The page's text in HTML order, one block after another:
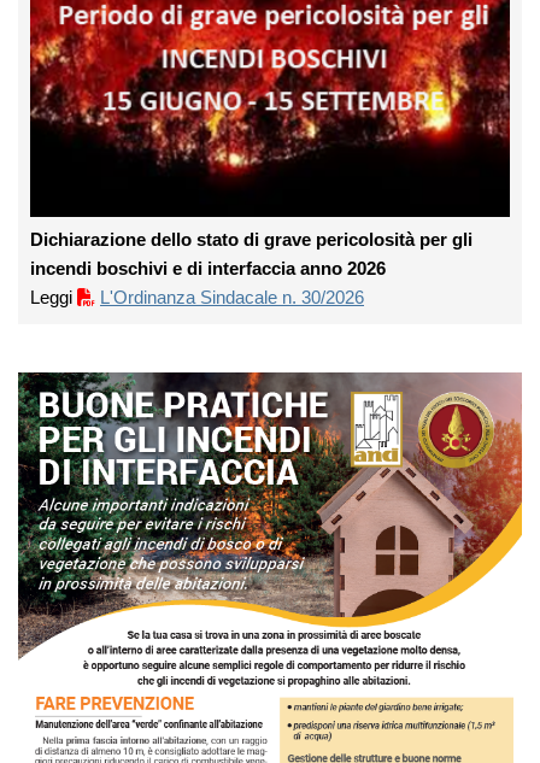
Dichiarazione dello stato di grave pericolosità per gli
incendi boschivi e di interfaccia anno 2026
Leggi
L'Ordinanza Sindacale n. 30/2026